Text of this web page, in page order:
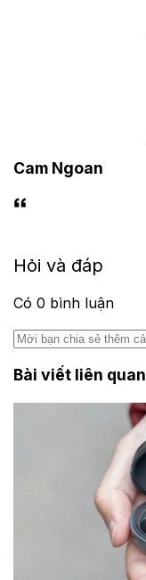
Cam Ngoan
Hỏi và đáp
Có 0 bình luận
Bài viết liên quan